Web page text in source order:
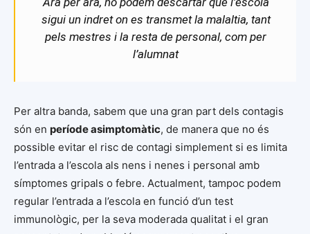
sigui un indret on es transmet la malaltia, tant
pels mestres i la resta de personal, com per
l’alumnat
Per altra banda, sabem que una gran part dels contagis
són en període asimptomàtic, de manera que no és
possible evitar el risc de contagi simplement si es limita
l’entrada a l’escola als nens i nenes i personal amb
símptomes gripals o febre. Actualment, tampoc podem
regular l’entrada a l’escola en funció d’un test
immunològic, per la seva moderada qualitat i el gran